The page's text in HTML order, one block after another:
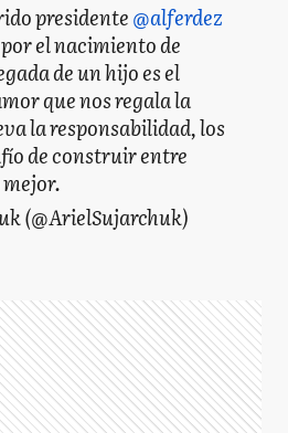
presidente@alferdez
el nacimiento de
de un hijo es el
que nos regala la
la responsabilidad, los
de construir entre
(@ArielSujarchuk)